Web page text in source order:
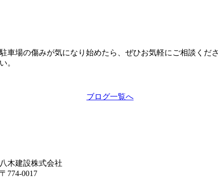
駐車場の傷みが気になり始めたら、ぜひお気軽にご相談くださ
い。
ブログ一覧へ
八木建設株式会社
〒774-0017